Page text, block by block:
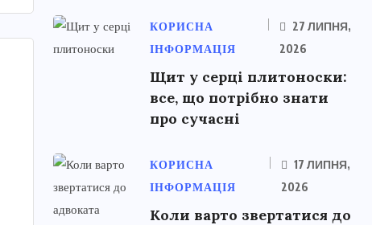
КОРИСНА
ІНФОРМАЦІЯ
27 ЛИПНЯ,
2026
Щит у серці плитоноски:
все, що потрібно знати
про сучасні
КОРИСНА
ІНФОРМАЦІЯ
17 ЛИПНЯ,
2026
Коли варто звертатися до